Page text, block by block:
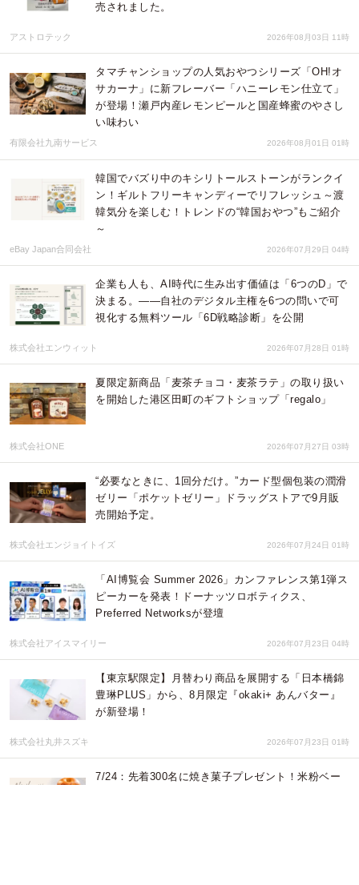
売されました。
アストロテック 2026年08月03日 11時
タマチャンショップの人気おやつシリーズ「OH!オ
サカーナ」に新フレーバー「ハニーレモン仕立て」
が登場！瀬戸内産レモンピールと国産蜂蜜のやさし
い味わい
有限会社九南サービス 2026年08月01日 01時
韓国でバズり中のキシリトールストーンがランクイ
ン！ギルトフリーキャンディーでリフレッシュ～渡
韓気分を楽しむ！トレンドの“韓国おやつ”もご紹介
～
eBay Japan合同会社 2026年07月29日 04時
企業も人も、AI時代に生み出す価値は「6つのD」で
決まる。——自社のデジタル主権を6つの問いで可
視化する無料ツール「6D戦略診断」を公開
株式会社エンウィット 2026年07月28日 01時
夏限定新商品「麦茶チョコ・麦茶ラテ」の取り扱い
を開始した港区田町のギフトショップ「regalo」
株式会社ONE 2026年07月27日 03時
“必要なときに、1回分だけ。”カード型個包装の潤滑
ゼリー「ポケットゼリー」ドラッグストアで9月販
売開始予定。
株式会社エンジョイトイズ 2026年07月24日 01時
「AI博覧会 Summer 2026」カンファレンス第1弾ス
ピーカーを発表！ドーナッツロボティクス、
Preferred Networksが登壇
株式会社アイスマイリー 2026年07月23日 04時
【東京駅限定】月替わり商品を展開する「日本橋錦
豊琳PLUS」から、8月限定『okaki+ あんバター』
が新登場！
株式会社丸井スズキ 2026年07月23日 01時
7/24：先着300名に焼き菓子プレゼント！米粉ベー